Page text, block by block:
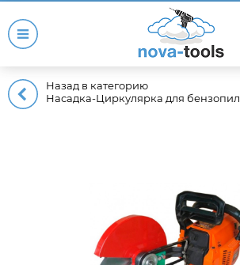
Назад в категорию
Насадка-Циркулярка для бензопил